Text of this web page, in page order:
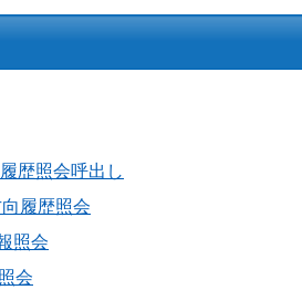
歴照会呼出し
履歴照会
照会
会